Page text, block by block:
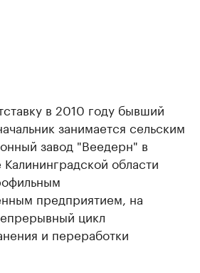
в 2010 году бывший
занимается сельским
завод "Веедерн" в
области
предприятием, на
цикл
и переработки